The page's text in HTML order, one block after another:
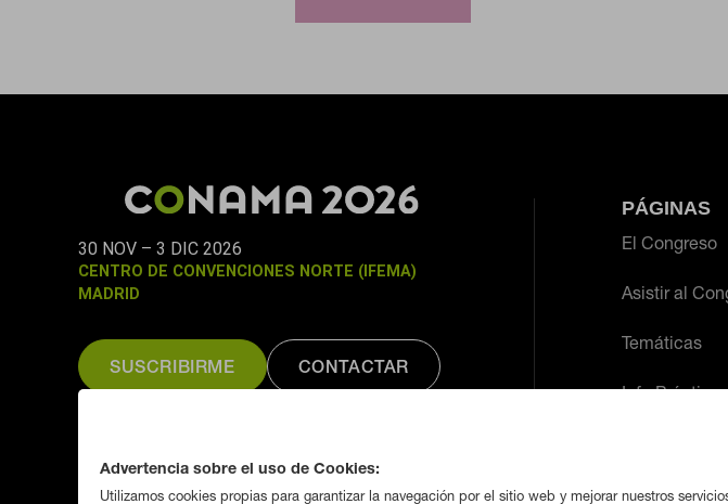
30 NOV – 3 DIC 2026
CENTRO DE CONVENCIONES NORTE (IFEMA)
MADRID
SUSCRIBIRME CONTACTAR
PÁGINAS
El Congreso
Asistir al
Temáticas
Info Práctica
Advertencia sobre el uso de Cookies:
Utilizamos cookies propias para garantizar la navegación por el sitio web y mejorar nuestros